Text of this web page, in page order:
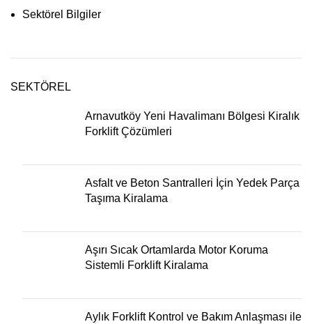
Sektörel Bilgiler
SEKTÖREL
Arnavutköy Yeni Havalimanı Bölgesi Kiralık
Forklift Çözümleri
Asfalt ve Beton Santralleri İçin Yedek Parça
Taşıma Kiralama
Aşırı Sıcak Ortamlarda Motor Koruma
Sistemli Forklift Kiralama
Aylık Forklift Kontrol ve Bakım Anlaşması ile